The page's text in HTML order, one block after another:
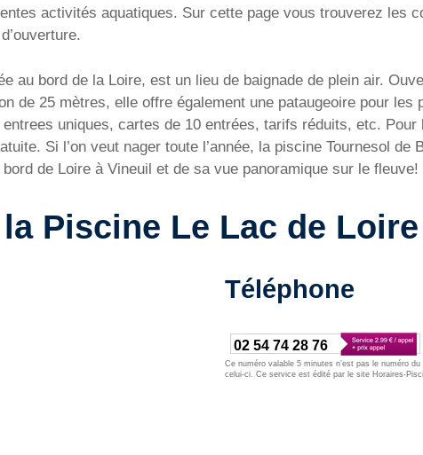
activités aquatiques. Sur cette page vous trouverez les
au bord de la Loire, est un lieu de baignade de plein air.
de 25 mètres, elle offre également une pataugeoire pour les
uniques, cartes de 10 entrées, tarifs réduits, etc.
Si l’on veut nager toute l’année, la piscine Tournesol
de Loire à Vineuil et de sa vue panoramique sur le fleuve!
Piscine Le Lac de Loire
Téléphone
02 54 74 28 76
Ce numéro valable 5 minutes n’est pas le numéro
celui-ci. Ce service est édité par le site Horaires-